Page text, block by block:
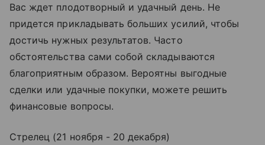
Вас ждет плодотворный и удачный день. Не
придется прикладывать больших усилий, чтобы
достичь нужных результатов. Часто
обстоятельства сами собой складываются
благоприятным образом. Вероятны выгодные
сделки или удачные покупки, можете решить
финансовые вопросы.
Стрелец (21 ноября - 20 декабря)